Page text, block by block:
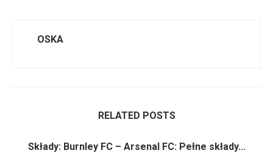
OSKA
RELATED POSTS
Składy: Burnley FC – Arsenal FC: Pełne składy...